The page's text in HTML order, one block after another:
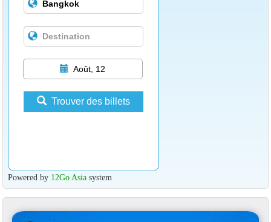
Août, 12
Trouver des billets
Powered by 12Go Asiasystem